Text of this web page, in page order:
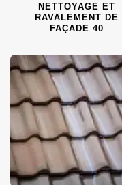
NETTOYAGE ET
RAVALEMENT DE
FAÇADE 40